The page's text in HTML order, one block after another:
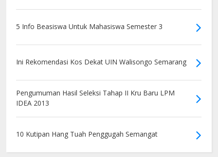
5 Info Beasiswa Untuk Mahasiswa Semester 3
Ini Rekomendasi Kos Dekat UIN Walisongo Semarang
Pengumuman Hasil Seleksi Tahap II Kru Baru LPM
IDEA 2013
10 Kutipan Hang Tuah Penggugah Semangat